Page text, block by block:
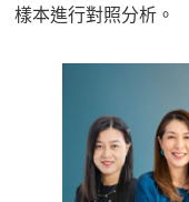
樣本進行對照分析。